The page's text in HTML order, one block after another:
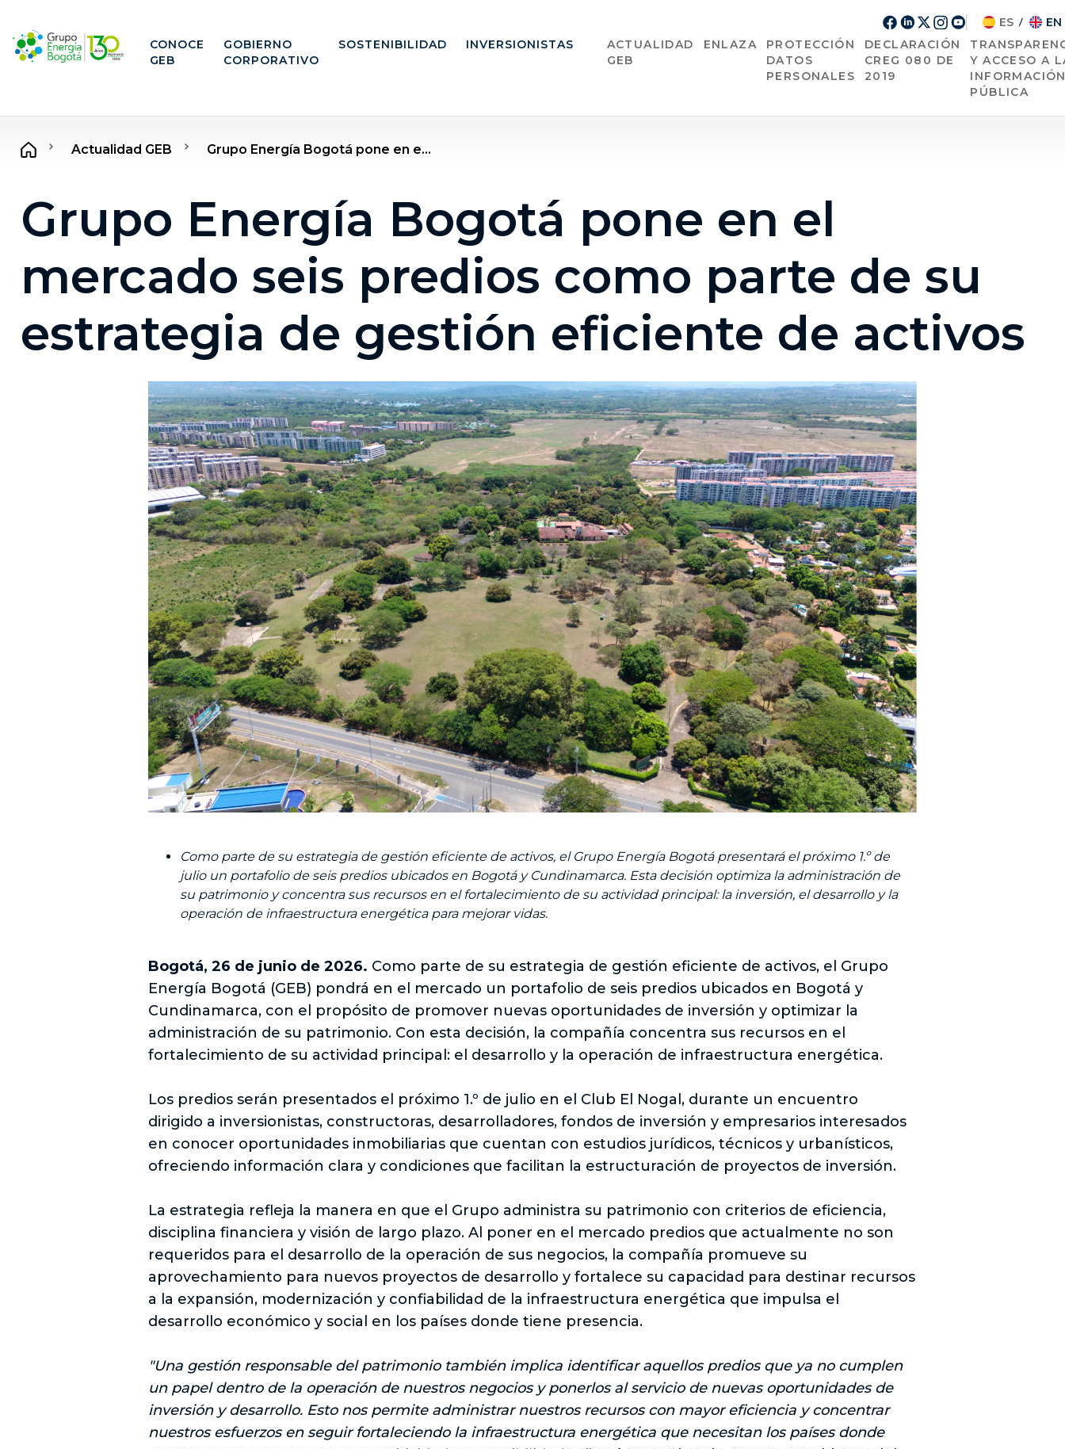
ES /
EN
CONOCE
GEB
GOBIERNO
CORPORATIVO
SOSTENIBILIDAD INVERSIONISTAS
ACTUALIDAD
GEB
ENLAZA
PROTECCIÓN
DATOS
PERSONALES
DECLARACIÓN
CREG 080 DE
2019
Y ACCESO A
PÚBLICA
Actualidad GEB Grupo Energía Bogotá pone en e...
Grupo Energía Bogotá pone en el
mercado seis predios como parte de su
estrategia de gestión eficiente de activos
Como parte de su estrategia de gestión eficiente de activos, el Grupo Energía Bogotá presentará el próximo 1.º de
julio un portafolio de seis predios ubicados en Bogotá y Cundinamarca. Esta decisión optimiza la administración de
su patrimonio y concentra sus recursos en el fortalecimiento de su actividad principal: la inversión, el desarrollo y la
operación de infraestructura energética para mejorar vidas.
Bogotá, 26 de junio de 2026. Como parte de su estrategia de gestión eficiente de activos, el Grupo
Energía Bogotá (GEB) pondrá en el mercado un portafolio de seis predios ubicados en Bogotá y
Cundinamarca, con el propósito de promover nuevas oportunidades de inversión y optimizar la
administración de su patrimonio. Con esta decisión, la compañía concentra sus recursos en el
fortalecimiento de su actividad principal: el desarrollo y la operación de infraestructura energética.
Los predios serán presentados el próximo 1.º de julio en el Club El Nogal, durante un encuentro
dirigido a inversionistas, constructoras, desarrolladores, fondos de inversión y empresarios interesados
en conocer oportunidades inmobiliarias que cuentan con estudios jurídicos, técnicos y urbanísticos,
ofreciendo información clara y condiciones que facilitan la estructuración de proyectos de inversión.
La estrategia refleja la manera en que el Grupo administra su patrimonio con criterios de eficiencia,
disciplina financiera y visión de largo plazo. Al poner en el mercado predios que actualmente no son
requeridos para el desarrollo de la operación de sus negocios, la compañía promueve su
aprovechamiento para nuevos proyectos de desarrollo y fortalece su capacidad para destinar recursos
a la expansión, modernización y confiabilidad de la infraestructura energética que impulsa el
desarrollo económico y social en los países donde tiene presencia.
"Una gestión responsable del patrimonio también implica identificar aquellos predios que ya no cumplen
un papel dentro de la operación de nuestros negocios y ponerlos al servicio de nuevas oportunidades de
inversión y desarrollo. Esto nos permite administrar nuestros recursos con mayor eficiencia y concentrar
nuestros esfuerzos en seguir fortaleciendo la infraestructura energética que necesitan los países donde